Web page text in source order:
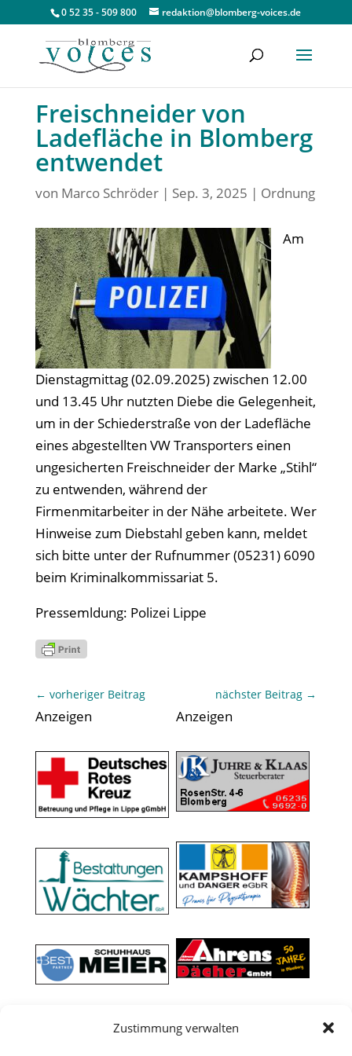
Zustimmung verwalten
0 52 35 - 509 800 redaktion@blomberg-voices.de
Freischneider von
Ladefläche in Blomberg
entwendet
von Marco Schröder| Sep. 3, 2025 | Ordnung
Am
Dienstagmittag (02.09.2025) zwischen 12.00
und 13.45 Uhr nutzten Diebe die Gelegenheit,
um in der Schiederstraße von der Ladefläche
eines abgestellten VW Transporters einen
ungesicherten Freischneider der Marke „Stihl“
zu entwenden, während der
Firmenmitarbeiter in der Nähe arbeitete. Wer
Hinweise zum Diebstahl geben kann, meldet
sich bitte unter der Rufnummer (05231) 6090
beim Kriminalkommissariat 5.
Pressemldung: Polizei Lippe
← vorheriger Beitrag nächster Beitrag →
Anzeigen Anzeigen